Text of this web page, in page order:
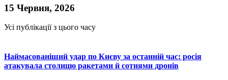
15 Червня, 2026
Усі публікації з цього часу
Наймасованіший удар по Києву за останній час: росія
атакувала столицю ракетами й сотнями дронів